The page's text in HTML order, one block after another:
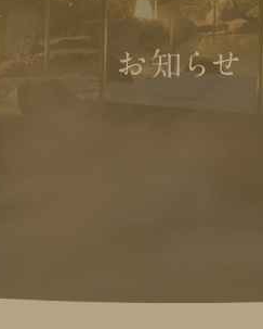
お知らせ